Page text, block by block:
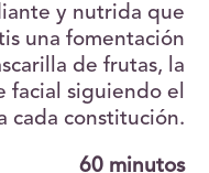
y nutrida que
una fomentación
de frutas, la
facial siguiendo el
cada constitución.
60 minutos